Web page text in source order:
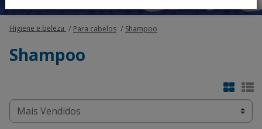
Higiene e beleza Para cabelos Shampoo
Shampoo